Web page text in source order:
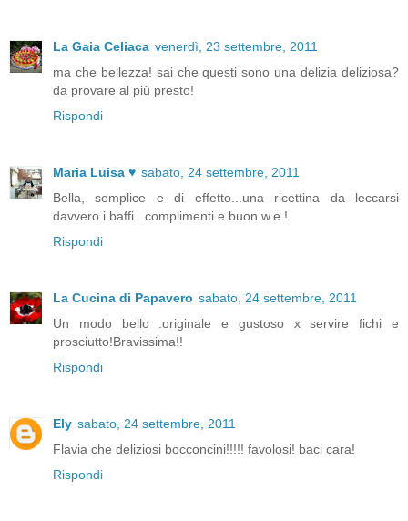
La Gaia Celiaca venerdì, 23 settembre, 2011
ma che bellezza! sai che questi sono una delizia deliziosa?
da provare al più presto!
Rispondi
Maria Luisa ♥ sabato, 24 settembre, 2011
Bella, semplice e di effetto...una ricettina da leccarsi
davvero i baffi...complimenti e buon w.e.!
Rispondi
La Cucina di Papavero sabato, 24 settembre, 2011
Un modo bello .originale e gustoso x servire fichi e
prosciutto!Bravissima!!
Rispondi
Ely sabato, 24 settembre, 2011
Flavia che deliziosi bocconcini!!!!! favolosi! baci cara!
Rispondi